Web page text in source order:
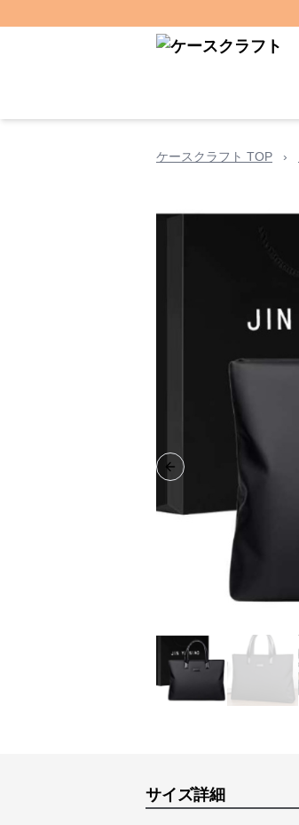
ケースクラフト TOP ›
Previous slide
サイズ詳細